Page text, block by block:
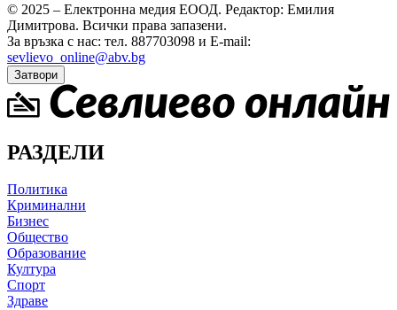
© 2025 – Електронна медия ЕООД. Редактор: Емилия
Димитрова. Всички права запазени.
За връзка с нас: тел. 887703098 и E-mail:
sevlievo_online@abv.bg
Затвори
РАЗДЕЛИ
Политика
Криминални
Бизнес
Общество
Образование
Култура
Спорт
Здраве